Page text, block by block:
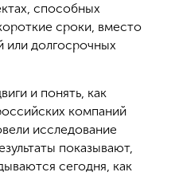
способных
сроки, вместо
долгосрочных
и понять, как
компаний
исследование
показывают,
сегодня, как